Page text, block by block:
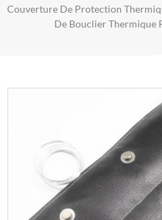
Couverture De Protection
De Bouclier Thermique